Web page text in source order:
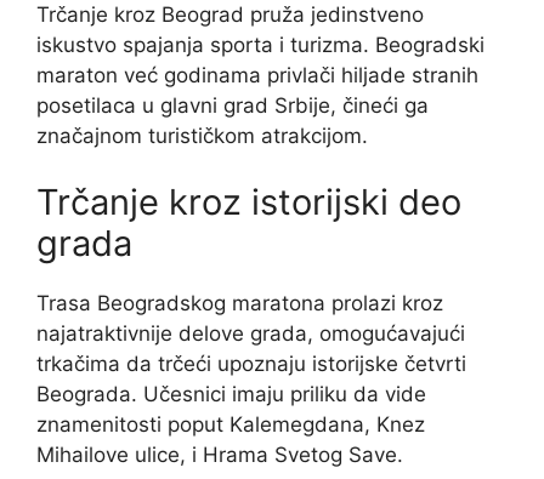
Trčanje kroz Beograd pruža jedinstveno
iskustvo spajanja sporta i turizma. Beogradski
maraton već godinama privlači hiljade stranih
posetilaca u glavni grad Srbije, čineći ga
značajnom turističkom atrakcijom.
Trčanje kroz istorijski deo
grada
Trasa Beogradskog maratona prolazi kroz
najatraktivnije delove grada, omogućavajući
trkačima da trčeći upoznaju istorijske četvrti
Beograda. Učesnici imaju priliku da vide
znamenitosti poput Kalemegdana, Knez
Mihailove ulice, i Hrama Svetog Save.